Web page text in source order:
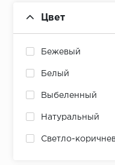
Цвет
Бежевый
Белый
Выбеленный
Натуральный
Светло-